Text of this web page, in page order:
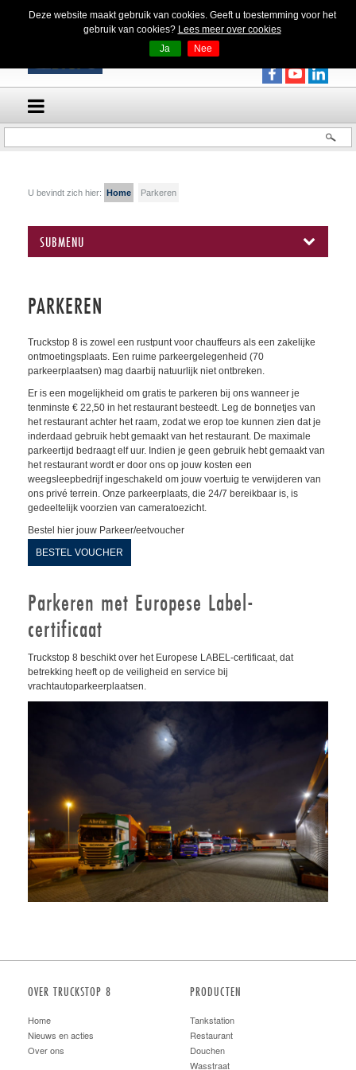
Deze website maakt gebruik van cookies. Geeft u toestemming voor het
gebruik van cookies? Lees meer over cookies
Ja
Nee
U bevindt zich hier: Home Parkeren
SUBMENU
PARKEREN
Truckstop 8 is zowel een rustpunt voor chauffeurs als een zakelijke
ontmoetingsplaats. Een ruime parkeergelegenheid (70
parkeerplaatsen) mag daarbij natuurlijk niet ontbreken.
Er is een mogelijkheid om gratis te parkeren bij ons wanneer je
tenminste € 22,50 in het restaurant besteedt. Leg de bonnetjes van
het restaurant achter het raam, zodat we erop toe kunnen zien dat je
inderdaad gebruik hebt gemaakt van het restaurant. De maximale
parkeertijd bedraagt elf uur. Indien je geen gebruik hebt gemaakt van
het restaurant wordt er door ons op jouw kosten een
weegsleepbedrijf ingeschakeld om jouw voertuig te verwijderen van
ons privé terrein. Onze parkeerplaats, die 24/7 bereikbaar is, is
gedeeltelijk voorzien van cameratoezicht.
Bestel hier jouw Parkeer/eetvoucher
BESTEL VOUCHER
Parkeren met Europese Label-
certificaat
Truckstop 8 beschikt over het Europese LABEL-certificaat, dat
betrekking heeft op de veiligheid en service bij
vrachtautoparkeerplaatsen.
OVER TRUCKSTOP 8
Home
Nieuws en acties
Over ons
PRODUCTEN
Tankstation
Restaurant
Douchen
Wasstraat